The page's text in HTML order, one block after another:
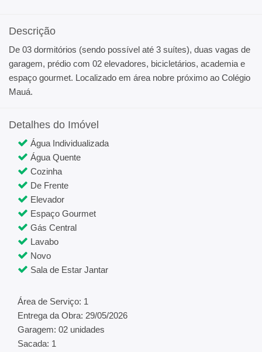
Descrição
De 03 dormitórios (sendo possível até 3 suítes), duas vagas de
garagem, prédio com 02 elevadores, bicicletários, academia e
espaço gourmet. Localizado em área nobre próximo ao Colégio
Mauá.
Detalhes do Imóvel
Água Individualizada
Água Quente
Cozinha
De Frente
Elevador
Espaço Gourmet
Gás Central
Lavabo
Novo
Sala de Estar Jantar
Área de Serviço: 1
Entrega da Obra: 29/05/2026
Garagem: 02 unidades
Sacada: 1